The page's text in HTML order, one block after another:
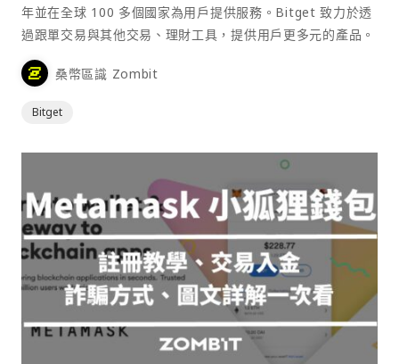
年並在全球 100 多個國家為用戶提供服務。Bitget 致力於透
過跟單交易與其他交易、理財工具，提供用戶更多元的產品。
桑幣區識 Zombit
Bitget